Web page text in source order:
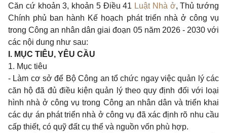
Căn cứ khoản 3, khoản 5 Điều 41 Luật Nhà ở, Thủ tướng
Chính phủ ban hành Kế hoạch phát triển nhà ở công vụ
trong Công an nhân dân giai đoạn 05 năm 2026 - 2030 với
các nội dung như sau:
I. MỤC TIÊU, YÊU CẦU
1. Mục tiêu
- Làm cơ sở để Bộ Công an tổ chức ngay việc quản lý các
căn hộ đã đủ điều kiện quản lý theo quy định đối với loại
hình nhà ở công vụ trong Công an nhân dân và triển khai
các dự án phát triển nhà ở công vụ đã xác định rõ nhu cầu
cấp thiết, có quỹ đất cụ thể và nguồn vốn phù hợp.